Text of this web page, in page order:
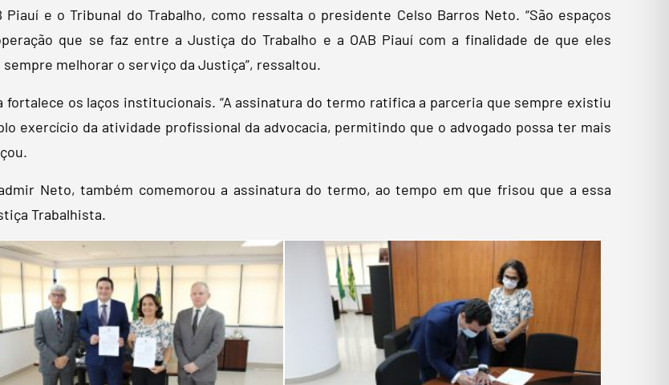
e o Tribunal do Trabalho, como ressalta o presidente Celso Barros Neto. “São espaços
que se faz entre a Justiça do Trabalho e a OAB Piauí com a finalidade de que eles
melhorar o serviço da Justiça”, ressaltou.
fortalece os laços institucionais. “A assinatura do termo ratifica a parceria que sempre existiu
exercício da atividade profissional da advocacia, permitindo que o advogado possa ter mais
Neto, também comemorou a assinatura do termo, ao tempo em que frisou que a essa
Trabalhista.